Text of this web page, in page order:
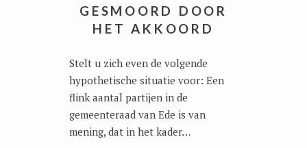
GESMOORD DOOR
HET AKKOORD
Stelt u zich even de volgende
hypothetische situatie voor: Een
flink aantal partijen in de
gemeenteraad van Ede is van
mening, dat in het kader…